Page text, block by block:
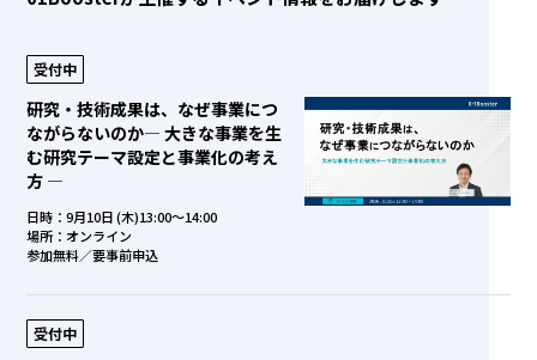
受付中
研究・技術成果は、なぜ事業につ
ながらないのか― 大きな事業を生
む研究テーマ設定と事業化の考え
方 ―
日時：9月10日 (木)13:00～14:00
場所：オンライン
参加無料／要事前申込
受付中